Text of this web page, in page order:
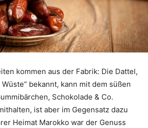
kommen aus der Fabrik: Die Dattel,
bekannt, kann mit dem süßen
Schokolade & Co.
ist aber im Gegensatz dazu
Heimat Marokko war der Genuss